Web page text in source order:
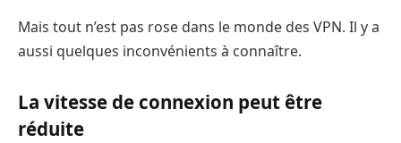
Mais tout n’est pas rose dans le monde des VPN. Il y a
aussi quelques inconvénients à connaître.
La vitesse de connexion peut être
réduite